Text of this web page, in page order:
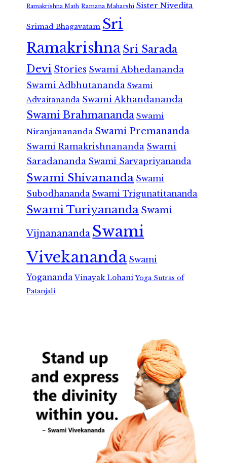
Ramakrishna Math Ramana Maharshi Sister Nivedita
Srimad Bhagavatam Sri
RamakrishnaSri Sarada
Devi Stories Swami Abhedananda
Swami Adbhutananda Swami
Advaitananda Swami Akhandananda
Swami Brahmananda Swami
Niranjanananda Swami Premananda
Swami Ramakrishnananda Swami
Saradananda Swami Sarvapriyananda
Swami Shivananda Swami
Subodhananda Swami Trigunatitananda
Swami Turiyananda Swami
Vijnanananda Swami
Vivekananda Swami
Yogananda Vinayak Lohani Yoga Sutras of
Patanjali